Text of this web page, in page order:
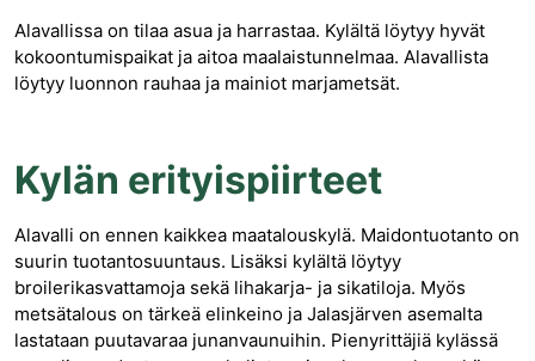
Alavallissa on tilaa asua ja harrastaa. Kylältä löytyy hyvät
kokoontumispaikat ja aitoa maalaistunnelmaa. Alavallista
löytyy luonnon rauhaa ja mainiot marjametsät.
Kylän erityispiirteet
Alavalli on ennen kaikkea maatalouskylä. Maidontuotanto on
suurin tuotantosuuntaus. Lisäksi kylältä löytyy
broilerikasvattamoja sekä lihakarja- ja sikatiloja. Myös
metsätalous on tärkeä elinkeino ja Jalasjärven asemalta
lastataan puutavaraa junanvaunuihin. Pienyrittäjiä kylässä